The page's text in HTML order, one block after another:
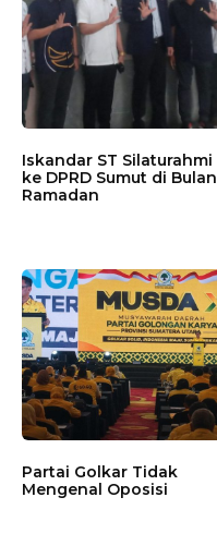
Iskandar ST Silaturahmi
ke DPRD Sumut di Bulan
Ramadan
Partai Golkar Tidak
Mengenal Oposisi